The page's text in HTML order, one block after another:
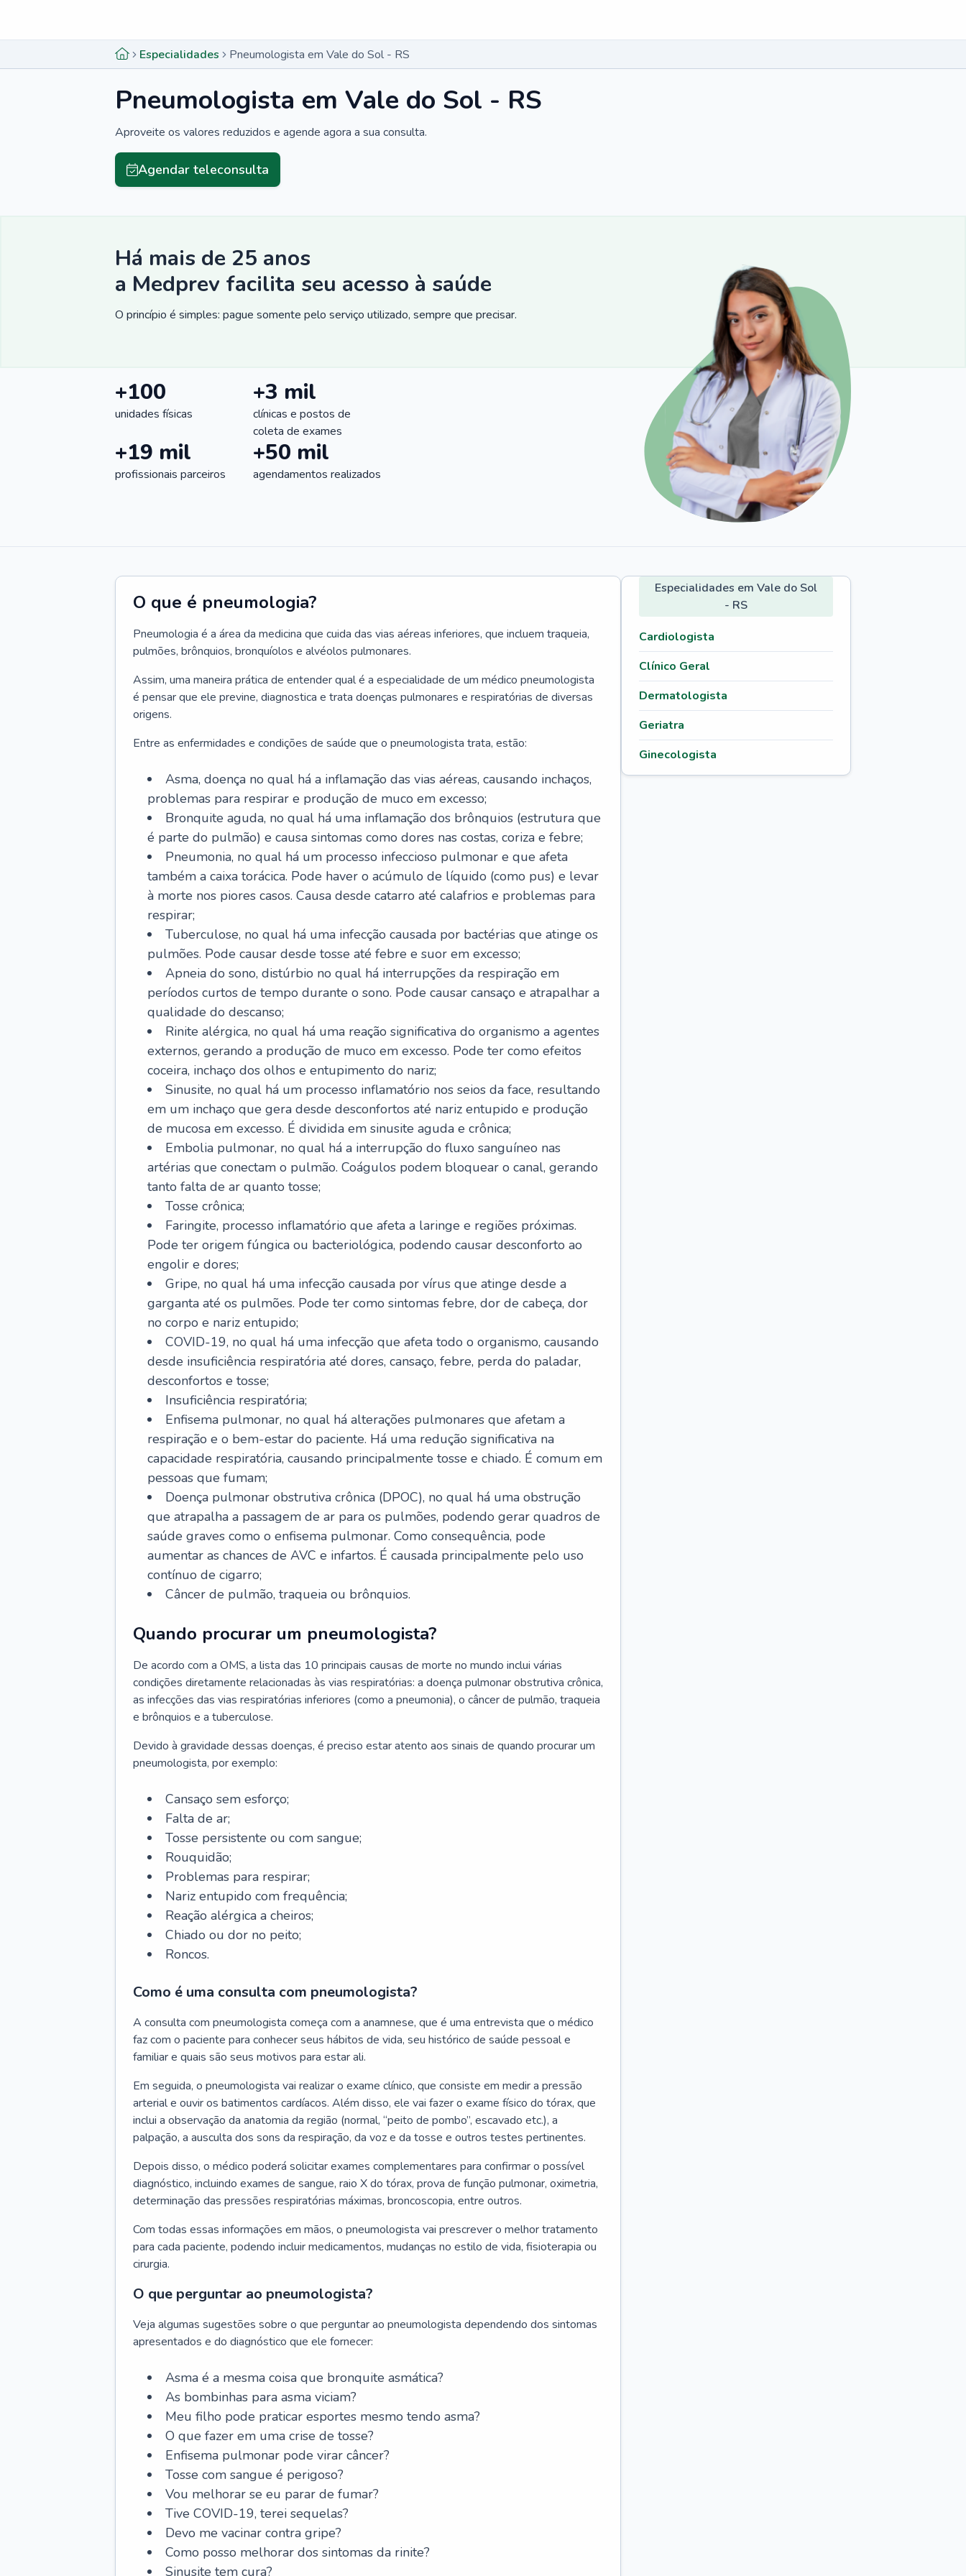
Especialidades Pneumologista em Vale do Sol - RS
Pneumologista em Vale do Sol - RS
Aproveite os valores reduzidos e agende agora a sua consulta.
Agendar teleconsulta
Há mais de 25 anos
a Medprev facilita seu acesso à saúde
O princípio é simples: pague somente pelo serviço utilizado, sempre que precisar.
+100
unidades físicas
+3 mil
clínicas e postos de
coleta de exames
+19 mil
profissionais parceiros
+50 mil
agendamentos realizados
O que é pneumologia?
Pneumologia é a área da medicina que cuida das vias aéreas inferiores, que incluem traqueia,
pulmões, brônquios, bronquíolos e alvéolos pulmonares.
Assim, uma maneira prática de entender qual é a especialidade de um médico pneumologista
é pensar que ele previne, diagnostica e trata doenças pulmonares e respiratórias de diversas
origens.
Entre as enfermidades e condições de saúde que o pneumologista trata, estão:
Asma, doença no qual há a inflamação das vias aéreas, causando inchaços,
problemas para respirar e produção de muco em excesso;
Bronquite aguda, no qual há uma inflamação dos brônquios (estrutura que
é parte do pulmão) e causa sintomas como dores nas costas, coriza e febre;
Pneumonia, no qual há um processo infeccioso pulmonar e que afeta
também a caixa torácica. Pode haver o acúmulo de líquido (como pus) e levar
à morte nos piores casos. Causa desde catarro até calafrios e problemas para
respirar;
Tuberculose, no qual há uma infecção causada por bactérias que atinge os
pulmões. Pode causar desde tosse até febre e suor em excesso;
Apneia do sono, distúrbio no qual há interrupções da respiração em
períodos curtos de tempo durante o sono. Pode causar cansaço e atrapalhar a
qualidade do descanso;
Rinite alérgica, no qual há uma reação significativa do organismo a agentes
externos, gerando a produção de muco em excesso. Pode ter como efeitos
coceira, inchaço dos olhos e entupimento do nariz;
Sinusite, no qual há um processo inflamatório nos seios da face, resultando
em um inchaço que gera desde desconfortos até nariz entupido e produção
de mucosa em excesso. É dividida em sinusite aguda e crônica;
Embolia pulmonar, no qual há a interrupção do fluxo sanguíneo nas
artérias que conectam o pulmão. Coágulos podem bloquear o canal, gerando
tanto falta de ar quanto tosse;
Tosse crônica;
Faringite, processo inflamatório que afeta a laringe e regiões próximas.
Pode ter origem fúngica ou bacteriológica, podendo causar desconforto ao
engolir e dores;
Gripe, no qual há uma infecção causada por vírus que atinge desde a
garganta até os pulmões. Pode ter como sintomas febre, dor de cabeça, dor
no corpo e nariz entupido;
COVID-19, no qual há uma infecção que afeta todo o organismo, causando
desde insuficiência respiratória até dores, cansaço, febre, perda do paladar,
desconfortos e tosse;
Insuficiência respiratória;
Enfisema pulmonar, no qual há alterações pulmonares que afetam a
respiração e o bem-estar do paciente. Há uma redução significativa na
capacidade respiratória, causando principalmente tosse e chiado. É comum em
pessoas que fumam;
Doença pulmonar obstrutiva crônica (DPOC), no qual há uma obstrução
que atrapalha a passagem de ar para os pulmões, podendo gerar quadros de
saúde graves como o enfisema pulmonar. Como consequência, pode
aumentar as chances de AVC e infartos. É causada principalmente pelo uso
contínuo de cigarro;
Câncer de pulmão, traqueia ou brônquios.
Quando procurar um pneumologista?
De acordo com a OMS, a lista das 10 principais causas de morte no mundo inclui várias
condições diretamente relacionadas às vias respiratórias: a doença pulmonar obstrutiva crônica,
as infecções das vias respiratórias inferiores (como a pneumonia), o câncer de pulmão, traqueia
e brônquios e a tuberculose.
Devido à gravidade dessas doenças, é preciso estar atento aos sinais de quando procurar um
pneumologista, por exemplo:
Cansaço sem esforço;
Falta de ar;
Tosse persistente ou com sangue;
Rouquidão;
Problemas para respirar;
Nariz entupido com frequência;
Reação alérgica a cheiros;
Chiado ou dor no peito;
Roncos.
Como é uma consulta com pneumologista?
A consulta com pneumologista começa com a anamnese, que é uma entrevista que o médico
faz com o paciente para conhecer seus hábitos de vida, seu histórico de saúde pessoal e
familiar e quais são seus motivos para estar ali.
Em seguida, o pneumologista vai realizar o exame clínico, que consiste em medir a pressão
arterial e ouvir os batimentos cardíacos. Além disso, ele vai fazer o exame físico do tórax, que
inclui a observação da anatomia da região (normal, “peito de pombo”, escavado etc.), a
palpação, a ausculta dos sons da respiração, da voz e da tosse e outros testes pertinentes.
Depois disso, o médico poderá solicitar exames complementares para confirmar o possível
diagnóstico, incluindo exames de sangue, raio X do tórax, prova de função pulmonar, oximetria,
determinação das pressões respiratórias máximas, broncoscopia, entre outros.
Com todas essas informações em mãos, o pneumologista vai prescrever o melhor tratamento
para cada paciente, podendo incluir medicamentos, mudanças no estilo de vida, fisioterapia ou
cirurgia.
O que perguntar ao pneumologista?
Veja algumas sugestões sobre o que perguntar ao pneumologista dependendo dos sintomas
apresentados e do diagnóstico que ele fornecer:
Asma é a mesma coisa que bronquite asmática?
As bombinhas para asma viciam?
Meu filho pode praticar esportes mesmo tendo asma?
O que fazer em uma crise de tosse?
Enfisema pulmonar pode virar câncer?
Tosse com sangue é perigoso?
Vou melhorar se eu parar de fumar?
Tive COVID-19, terei sequelas?
Devo me vacinar contra gripe?
Como posso melhorar dos sintomas da rinite?
Sinusite tem cura?
Especialidades em Vale do Sol
- RS
Cardiologista
Clínico Geral
Dermatologista
Geriatra
Ginecologista